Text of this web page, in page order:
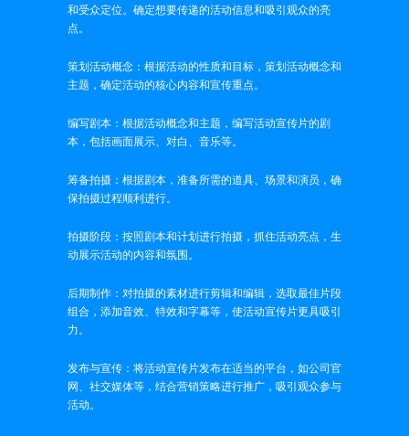
和受众定位。确定想要传递的活动信息和吸引观众的亮
点。
策划活动概念：根据活动的性质和目标，策划活动概念和
主题，确定活动的核心内容和宣传重点。
编写剧本：根据活动概念和主题，编写活动宣传片的剧
本，包括画面展示、对白、音乐等。
筹备拍摄：根据剧本，准备所需的道具、场景和演员，确
保拍摄过程顺利进行。
拍摄阶段：按照剧本和计划进行拍摄，抓住活动亮点，生
动展示活动的内容和氛围。
后期制作：对拍摄的素材进行剪辑和编辑，选取最佳片段
组合，添加音效、特效和字幕等，使活动宣传片更具吸引
力。
发布与宣传：将活动宣传片发布在适当的平台，如公司官
网、社交媒体等，结合营销策略进行推广，吸引观众参与
活动。